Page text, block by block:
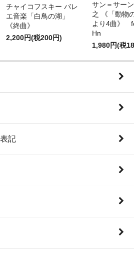
チャイコフスキー バレ
エ音楽「白鳥の湖」
《終曲》
2,200円(税200円)
サン＝サー
之 《「動物
より4曲》
Hn
1,980円(税
記